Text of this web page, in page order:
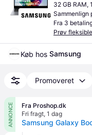
32 GB RAM,
Sammenlign
Fra 3
Prøv
Køb hos Samsung
Promoveret
ANNONCE
Fra Proshop.dk
Fri fragt, 1 dag